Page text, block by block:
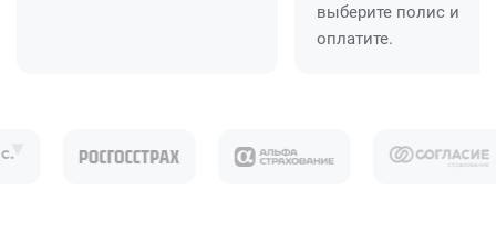
выберите полис и
оплатите.